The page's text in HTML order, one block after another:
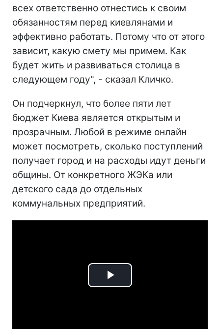
всех ответственно отнестись к своим
обязанностям перед киевлянами и
эффективно работать. Потому что от этого
зависит, какую смету мы примем. Как
будет жить и развиваться столица в
следующем году", - сказал Кличко.
Он подчеркнул, что более пяти лет
бюджет Киева является открытым и
прозрачным. Любой в режиме онлайн
может посмотреть, сколько поступлений
получает город и на расходы идут деньги
общины. От конкретного ЖЭКа или
детского сада до отдельных
коммунальных предприятий.
Play